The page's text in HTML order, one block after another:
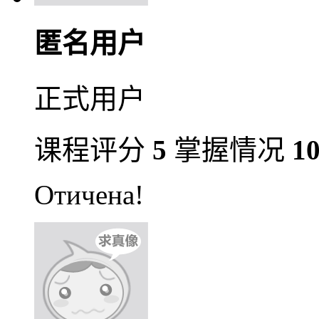
匿名用户
正式用户
课程评分 5 掌握情况
Отичена!